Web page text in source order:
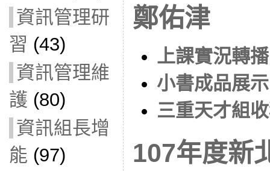
資訊管理研
習 (43)
資訊管理維
護 (80)
資訊組長增
能 (97)
鄭佑津
上課實況轉
小書成品展
三重天才組
107年度新